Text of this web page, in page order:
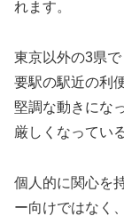
れます。
東京以外の3県
要駅の駅近の利
堅調な動きにな
厳しくなってい
個人的に関心を
ー向けではなく